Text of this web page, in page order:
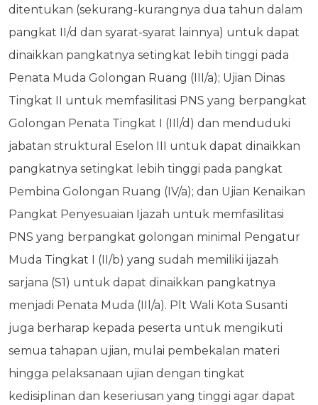
ditentukan (sekurang-kurangnya dua tahun dalam
pangkat II/d dan syarat-syarat lainnya) untuk dapat
dinaikkan pangkatnya setingkat lebih tinggi pada
Penata Muda Golongan Ruang (III/a); Ujian Dinas
Tingkat II untuk memfasilitasi PNS yang berpangkat
Golongan Penata Tingkat I (IIl/d) dan menduduki
jabatan struktural Eselon III untuk dapat dinaikkan
pangkatnya setingkat lebih tinggi pada pangkat
Pembina Golongan Ruang (IV/a); dan Ujian Kenaikan
Pangkat Penyesuaian Ijazah untuk memfasilitasi
PNS yang berpangkat golongan minimal Pengatur
Muda Tingkat I (II/b) yang sudah memiliki ijazah
sarjana (S1) untuk dapat dinaikkan pangkatnya
menjadi Penata Muda (IIl/a). Plt Wali Kota Susanti
juga berharap kepada peserta untuk mengikuti
semua tahapan ujian, mulai pembekalan materi
hingga pelaksanaan ujian dengan tingkat
kedisiplinan dan keseriusan yang tinggi agar dapat